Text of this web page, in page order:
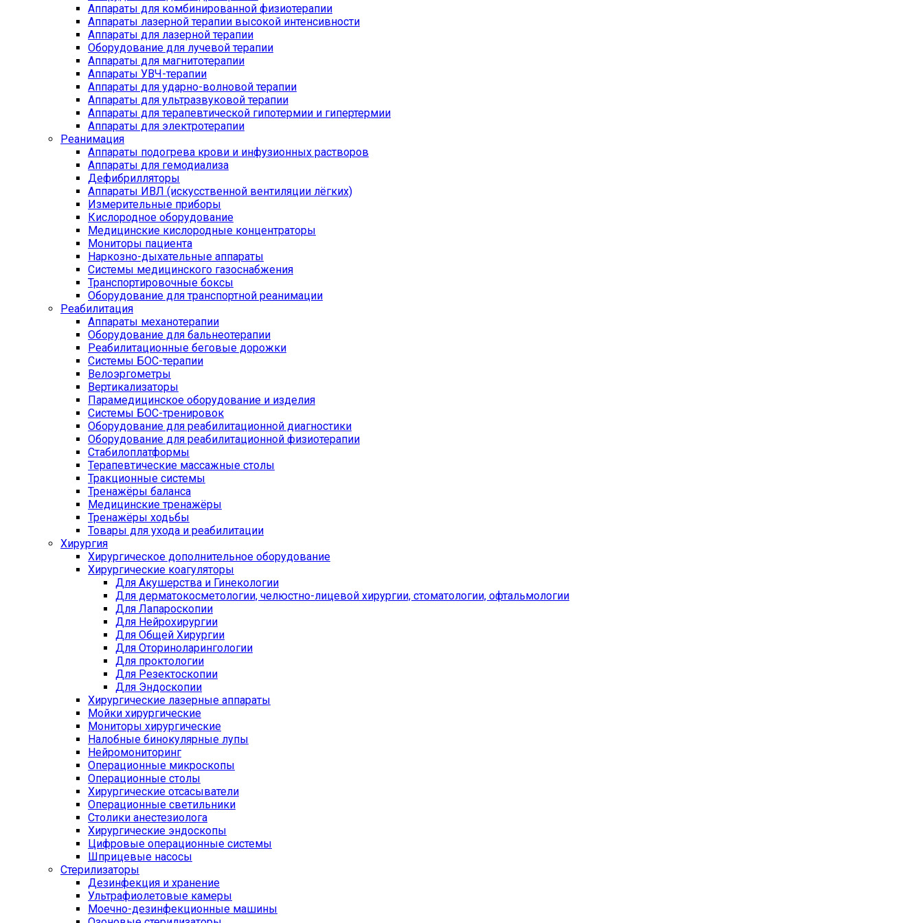
Аппараты для комбинированной физиотерапии
Аппараты лазерной терапии высокой интенсивности
Аппараты для лазерной терапии
Оборудование для лучевой терапии
Аппараты для магнитотерапии
Аппараты УВЧ-терапии
Аппараты для ударно-волновой терапии
Аппараты для ультразвуковой терапии
Аппараты для терапевтической гипотермии и гипертермии
Аппараты для электротерапии
Реанимация
Аппараты подогрева крови и инфузионных растворов
Аппараты для гемодиализа
Дефибрилляторы
Аппараты ИВЛ (искусственной вентиляции лёгких)
Измерительные приборы
Кислородное оборудование
Медицинские кислородные концентраторы
Мониторы пациента
Наркозно-дыхательные аппараты
Системы медицинского газоснабжения
Транспортировочные боксы
Оборудование для транспортной реанимации
Реабилитация
Аппараты механотерапии
Оборудование для бальнеотерапии
Реабилитационные беговые дорожки
Системы БОС-терапии
Велоэргометры
Вертикализаторы
Парамедицинское оборудование и изделия
Системы БОС-тренировок
Оборудование для реабилитационной диагностики
Оборудование для реабилитационной физиотерапии
Стабилоплатформы
Терапевтические массажные столы
Тракционные системы
Тренажёры баланса
Медицинские тренажёры
Тренажёры ходьбы
Товары для ухода и реабилитации
Хирургия
Хирургическое дополнительное оборудование
Хирургические коагуляторы
Для Акушерства и Гинекологии
Для дерматокосметологии, челюстно-лицевой хирургии, стоматологии, офтальмологии
Для Лапароскопии
Для Нейрохирургии
Для Общей Хирургии
Для Оториноларингологии
Для проктологии
Для Резектоскопии
Для Эндоскопии
Хирургические лазерные аппараты
Мойки хирургические
Мониторы хирургические
Налобные бинокулярные лупы
Нейромониторинг
Операционные микроскопы
Операционные столы
Хирургические отсасыватели
Операционные светильники
Столики анестезиолога
Хирургические эндоскопы
Цифровые операционные системы
Шприцевые насосы
Стерилизаторы
Дезинфекция и хранение
Ультрафиолетовые камеры
Моечно-дезинфекционные машины